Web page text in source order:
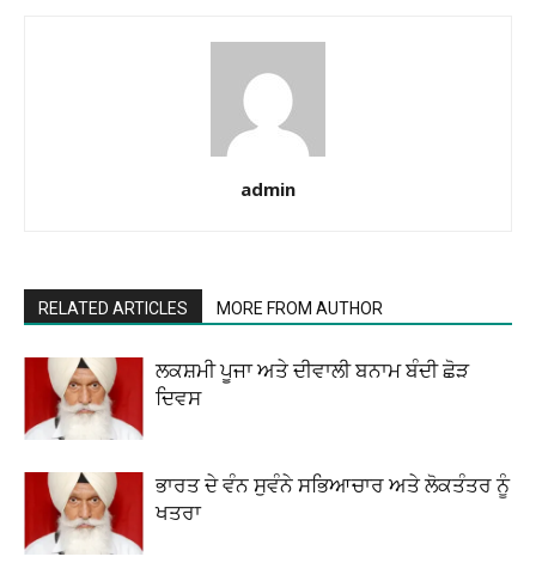
admin
RELATED ARTICLES MORE FROM AUTHOR
ਲਕਸ਼ਮੀ ਪੂਜਾ ਅਤੇ ਦੀਵਾਲੀ ਬਨਾਮ ਬੰਦੀ ਛੋੜ
ਦਿਵਸ
ਭਾਰਤ ਦੇ ਵੰਨ ਸੁਵੰਨੇ ਸਭਿਆਚਾਰ ਅਤੇ ਲੋਕਤੰਤਰ ਨੂੰ
ਖਤਰਾ